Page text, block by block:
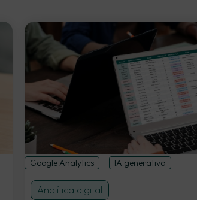
Google Analytics IA generativa
Analítica digital